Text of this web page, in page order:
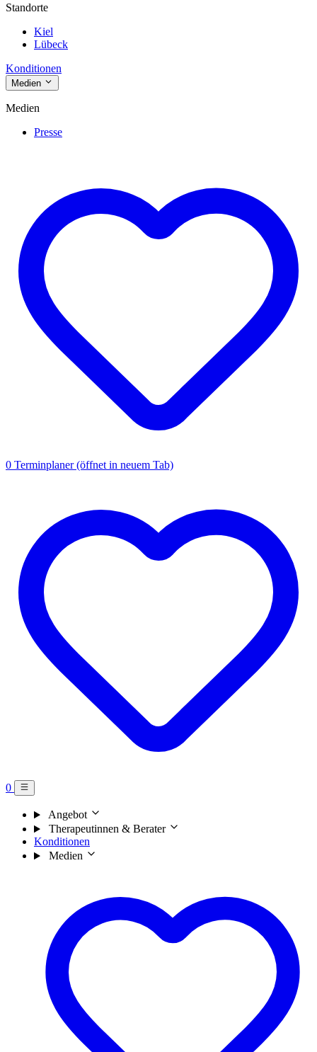
Standorte
Kiel
Lübeck
Konditionen
Medien
Medien
Presse
0 Terminplaner(öffnet in neuem Tab)
0
Angebot
Therapeutinnen & Berater
Konditionen
Medien